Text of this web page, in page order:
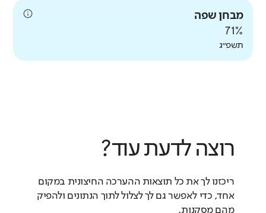
מבחן שפה
71%
תשפ״ג
רוצה לדעת עוד?
ריכזנו לך את כל תוצאות ההערכה החיצונית במקום
אחד, כדי לאפשר גם לך לצלול לתוך הנתונים ולהפיק
מהם מסקנות.